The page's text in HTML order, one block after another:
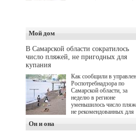
деятельность в жизни для
гостей и самарцев.
Мой дом
В Самарской области сократилось
число пляжей, не пригодных для
купания
Как сообщили в
Роспотребнадзора по
Самарской области, за
неделю в регионе
уменьшилось число
не рекомендованных для
Он и она